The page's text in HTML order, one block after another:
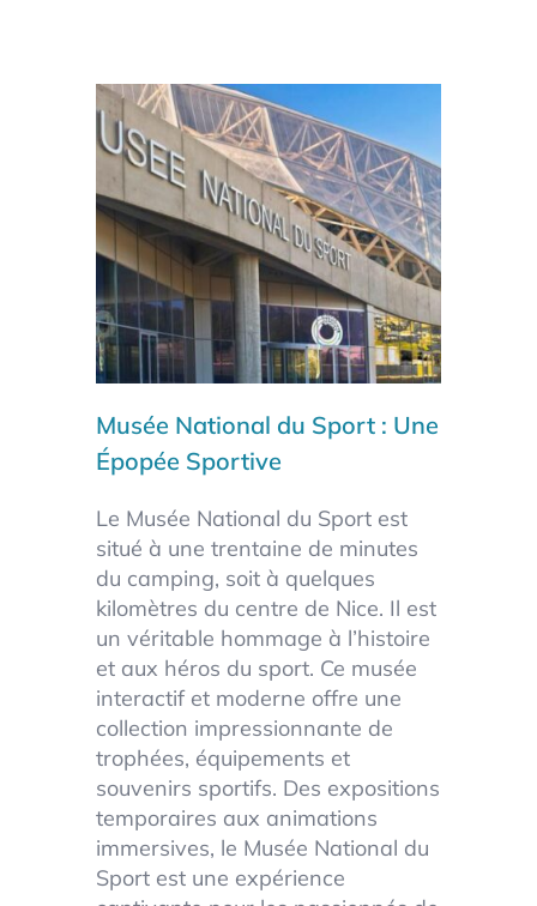
Musée National du Sport : Une
Épopée Sportive
Le Musée National du Sport est
situé à une trentaine de minutes
du camping, soit à quelques
kilomètres du centre de Nice. Il est
un véritable hommage à l’histoire
et aux héros du sport. Ce musée
interactif et moderne offre une
collection impressionnante de
trophées, équipements et
souvenirs sportifs. Des expositions
temporaires aux animations
immersives, le Musée National du
Sport est une expérience